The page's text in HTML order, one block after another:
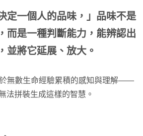
定一個人的品味，」品味不是
而是一種判斷能力，能辨認出
並將它延展、放大。
無數生命經驗累積的感知與理解——
法拼裝生成這樣的智慧。